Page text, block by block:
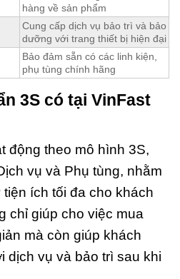
hàng về sản phẩm
Cung cấp dịch vụ bảo trì và bảo
dưỡng với trang thiết bị hiện đại
Bảo đảm sẵn có các linh kiện,
phụ tùng chính hãng
3S có tại VinFast
động theo mô hình 3S,
vụ và Phụ tùng, nhằm
ích tối đa cho khách
chỉ giúp cho việc mua
mà còn giúp khách
dịch vụ và bảo trì sau khi